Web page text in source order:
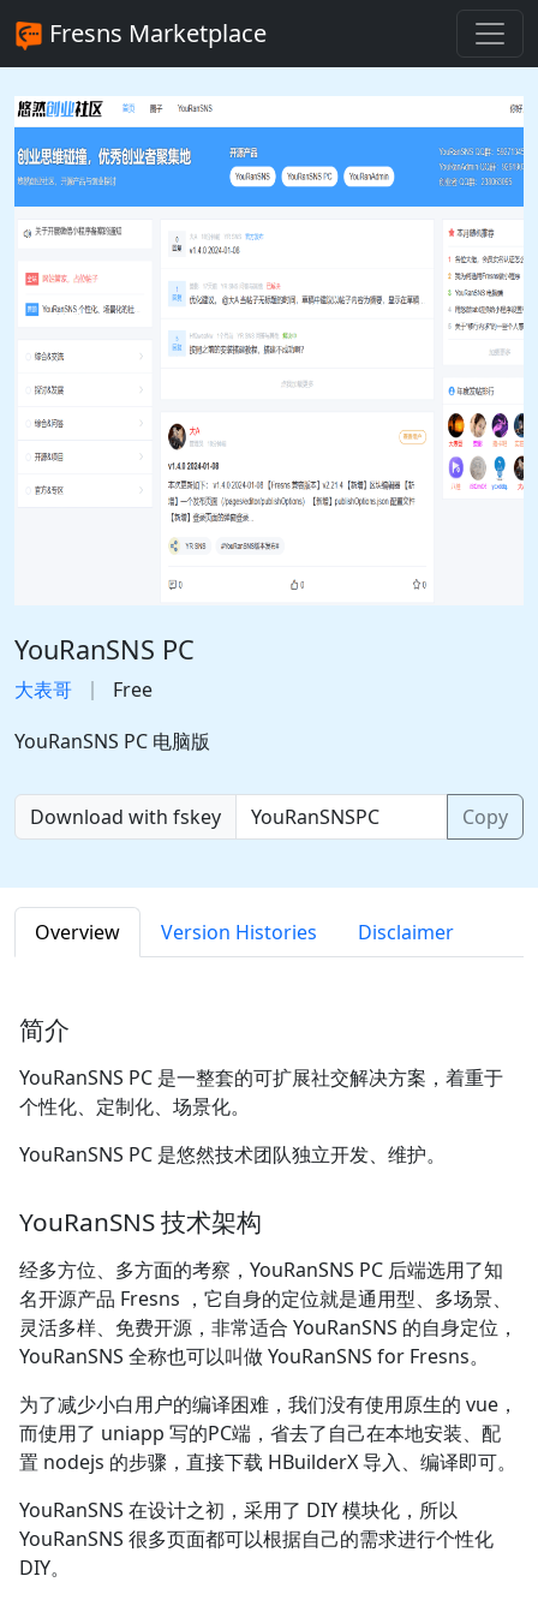
Fresns Marketplace
YouRanSNS PC
大表哥
Free
YouRanSNS PC 电脑版
Download with fskey Copy
Overview Version Histories Disclaimer
简介
YouRanSNS PC 是一整套的可扩展社交解决方案，着重于
个性化、定制化、场景化。
YouRanSNS PC 是悠然技术团队独立开发、维护。
YouRanSNS 技术架构
经多方位、多方面的考察，YouRanSNS PC 后端选用了知
名开源产品 Fresns ，它自身的定位就是通用型、多场景、
灵活多样、免费开源，非常适合 YouRanSNS 的自身定位，
YouRanSNS 全称也可以叫做 YouRanSNS for Fresns。
为了减少小白用户的编译困难，我们没有使用原生的 vue，
而使用了 uniapp 写的PC端，省去了自己在本地安装、配
置 nodejs 的步骤，直接下载 HBuilderX 导入、编译即可。
YouRanSNS 在设计之初，采用了 DIY 模块化，所以
YouRanSNS 很多页面都可以根据自己的需求进行个性化
DIY。